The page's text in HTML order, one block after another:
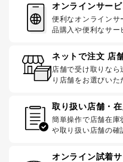
オンラインサー
便利なオンライン
品購入や便利なサー
ネットで注文 店
店舗で受け取りな
り店舗をお選びいた
取り扱い店舗・
簡単操作で店舗在庫
や取り扱い店舗の確
オンライン試着